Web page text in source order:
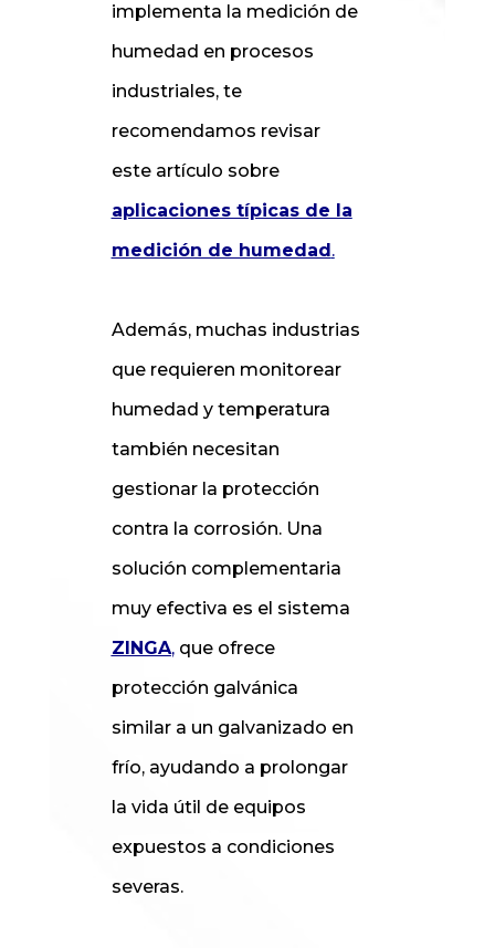
implementa la medición de
humedad en procesos
industriales, te
recomendamos revisar
este artículo sobre
aplicaciones típicas de la
medición de humedad.
Además, muchas industrias
que requieren monitorear
humedad y temperatura
también necesitan
gestionar la protección
contra la corrosión. Una
solución complementaria
muy efectiva es el sistema
ZINGA,que ofrece
protección galvánica
similar a un galvanizado en
frío, ayudando a prolongar
la vida útil de equipos
expuestos a condiciones
severas.